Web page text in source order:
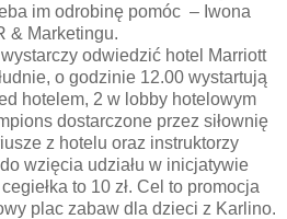
im odrobinę pomóc – Iwona
& Marketingu.
odwiedzić hotel Marriott
o godzinie 12.00 wystartują
hotelem, 2 w lobby hotelowym
dostarczone przez siłownię
z hotelu oraz instruktorzy
wzięcia udziału w inicjatywie
to 10 zł. Cel to promocja
plac zabaw dla dzieci z Karlino.